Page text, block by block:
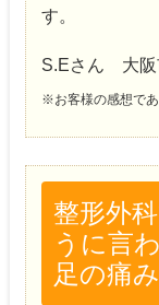
す。
S.Eさん 大
※お客様の感想であ
整形外
うに言
足の痛み